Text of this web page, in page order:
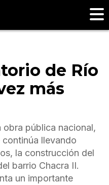
de Río
más
obra pública nacional,
llevando
la construcción del
barrio Chacra II.
un importante